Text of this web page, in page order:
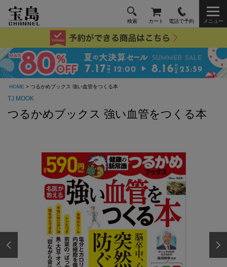
検索 カート 電話で予約 メニュー
HOME > つるかめブックス 強い血管をつくる本
TJ MOOK
つるかめブックス 強い血管をつくる本